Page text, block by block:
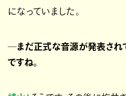
になっていました。
─まだ正式な音源が発表され
ですね。